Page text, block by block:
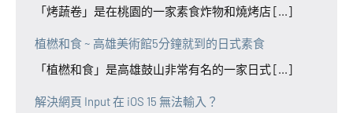
「烤蔬卷」是在桃園的一家素食炸物和燒烤店 [...]
植橪和食 ~ 高雄美術館5分鐘就到的日式素食
「植橪和食」是高雄鼓山非常有名的一家日式 [...]
解決網頁 Input 在 iOS 15 無法輸入？